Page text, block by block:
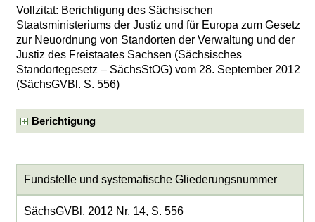
Vollzitat: Berichtigung des Sächsischen
Staatsministeriums der Justiz und für Europa zum Gesetz
zur Neuordnung von Standorten der Verwaltung und der
Justiz des Freistaates Sachsen (Sächsisches
Standortegesetz – SächsStOG) vom 28. September 2012
(SächsGVBl. S. 556)
Berichtigung
Fundstelle und systematische Gliederungsnummer
SächsGVBl. 2012 Nr. 14, S. 556